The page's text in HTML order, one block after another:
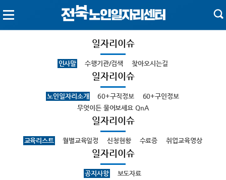
일자리이슈
인사말 수행기관/검색 찾아오시는길
일자리이슈
노인일자리소개 60+구직정보
60+구인정보
무엇이든 물어보세요 QnA
일자리이슈
교육리스트 월별교육일정 신청현황 수료증 취업교육영상
일자리이슈
공지사항 보도자료